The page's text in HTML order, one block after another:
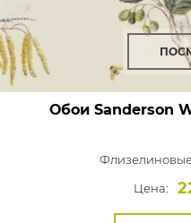
Обои Sanderson
Цена: